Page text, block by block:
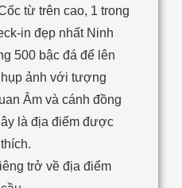
từ trên cao, 1 trong
in đẹp nhất Ninh
500 bậc đá để lên
ảnh với tượng
Âm và cánh đồng
là địa điểm được
trở về địa điểm